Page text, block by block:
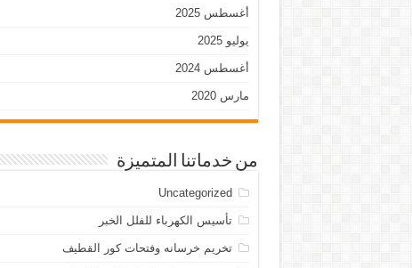
أغسطس 2025
يوليو 2025
أغسطس 2024
مارس 2020
من خدماتنا المتميزة
Uncategorized
تأسيس الكهرباء للفلل الخبر
تخريم خرسانه وفتحات كور القطيف